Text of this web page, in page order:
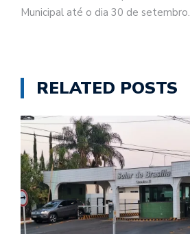
Municipal até o dia 30 de setembro.
RELATED POSTS